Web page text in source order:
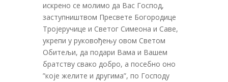
искрено се молимо да Вас Господ,
заступништвом Пресвете Богородице
Тројеручице и Светог Симеона и Саве,
укрепи у руковођењу овом Светом
Обитељи, да подари Вама и Вашем
братству свако добро, а посебно оно
”које желите и другима”, по Господу